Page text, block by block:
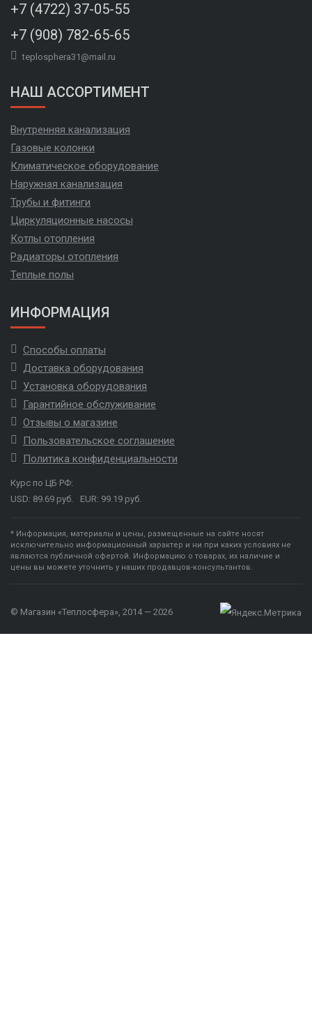
+7 (4722) 37-05-55
+7 (908) 782-65-65
teplosphera31@mail.ru
НАШ АССОРТИМЕНТ
Внутренняя канализация
Газовые колонки
Климатическое оборудование
Наружная канализация
Трубы и фитинги
Циркуляционные насосы
Котлы отопления
Радиаторы отопления
Теплые полы
ИНФОРМАЦИЯ
Способы оплаты
Доставка оборудования
Установка оборудования
Гарантийное обслуживание
Отзывы о магазине
Пользовательское соглашение
Политика конфиденциальности
Курс по ЦБ РФ:
USD: 89.69 руб.
EUR: 99.19 руб.
* Информация, материалы и цены, размещенные на сайте носят
исключительно информационный характер и ни при каких условиях не
являются публичной офертой. Информацию о товарах, их наличие и
цены вы можете уточнить у наших продавцов-консультантов.
© Магазин «Теплосфера», 2014 — 2026